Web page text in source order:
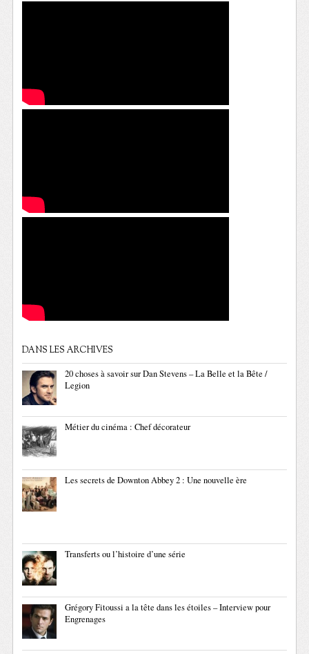
DANS LES ARCHIVES
20 choses à savoir sur Dan Stevens – La Belle et la Bête /
Legion
Métier du cinéma : Chef décorateur
Les secrets de Downton Abbey 2 : Une nouvelle ère
Transferts ou l’histoire d’une série
Grégory Fitoussi a la tête dans les étoiles – Interview pour
Engrenages